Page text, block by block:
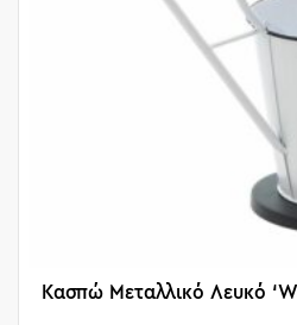
Κασπώ Μεταλλικό Λευκό